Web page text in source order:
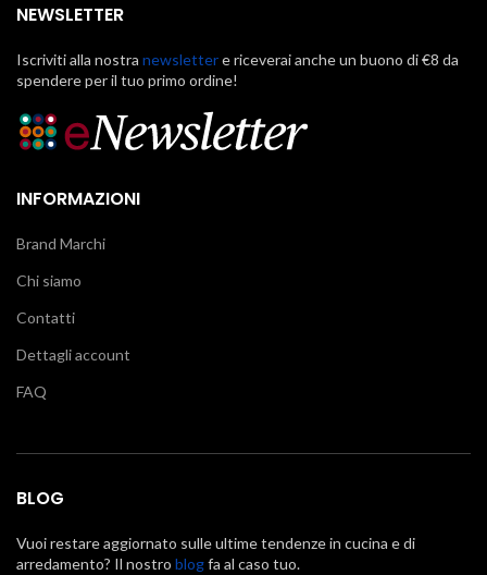
NEWSLETTER
Iscriviti alla nostra newslettere riceverai anche un buono di €8 da
spendere per il tuo primo ordine!
INFORMAZIONI
Brand Marchi
Chi siamo
Contatti
Dettagli account
FAQ
BLOG
Vuoi restare aggiornato sulle ultime tendenze in cucina e di
arredamento? Il nostro blogfa al caso tuo.